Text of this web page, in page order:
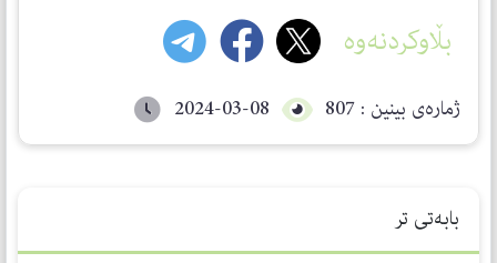
بڵاوکردنەوە
ژمارەی بینین : 807 2024-03-08
بابەتی تر